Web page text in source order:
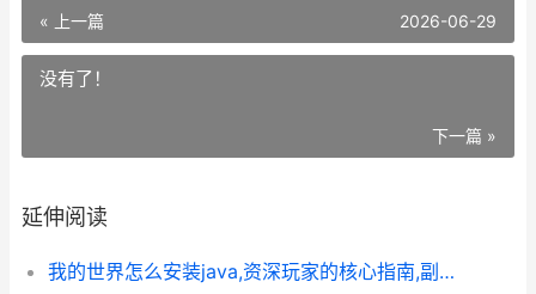
« 上一篇 2026-06-29
没有了！
下一篇 »
延伸阅读
我的世界怎么安装java,资深玩家的核心指南,副标题,从困惑到畅玩的完整旅程